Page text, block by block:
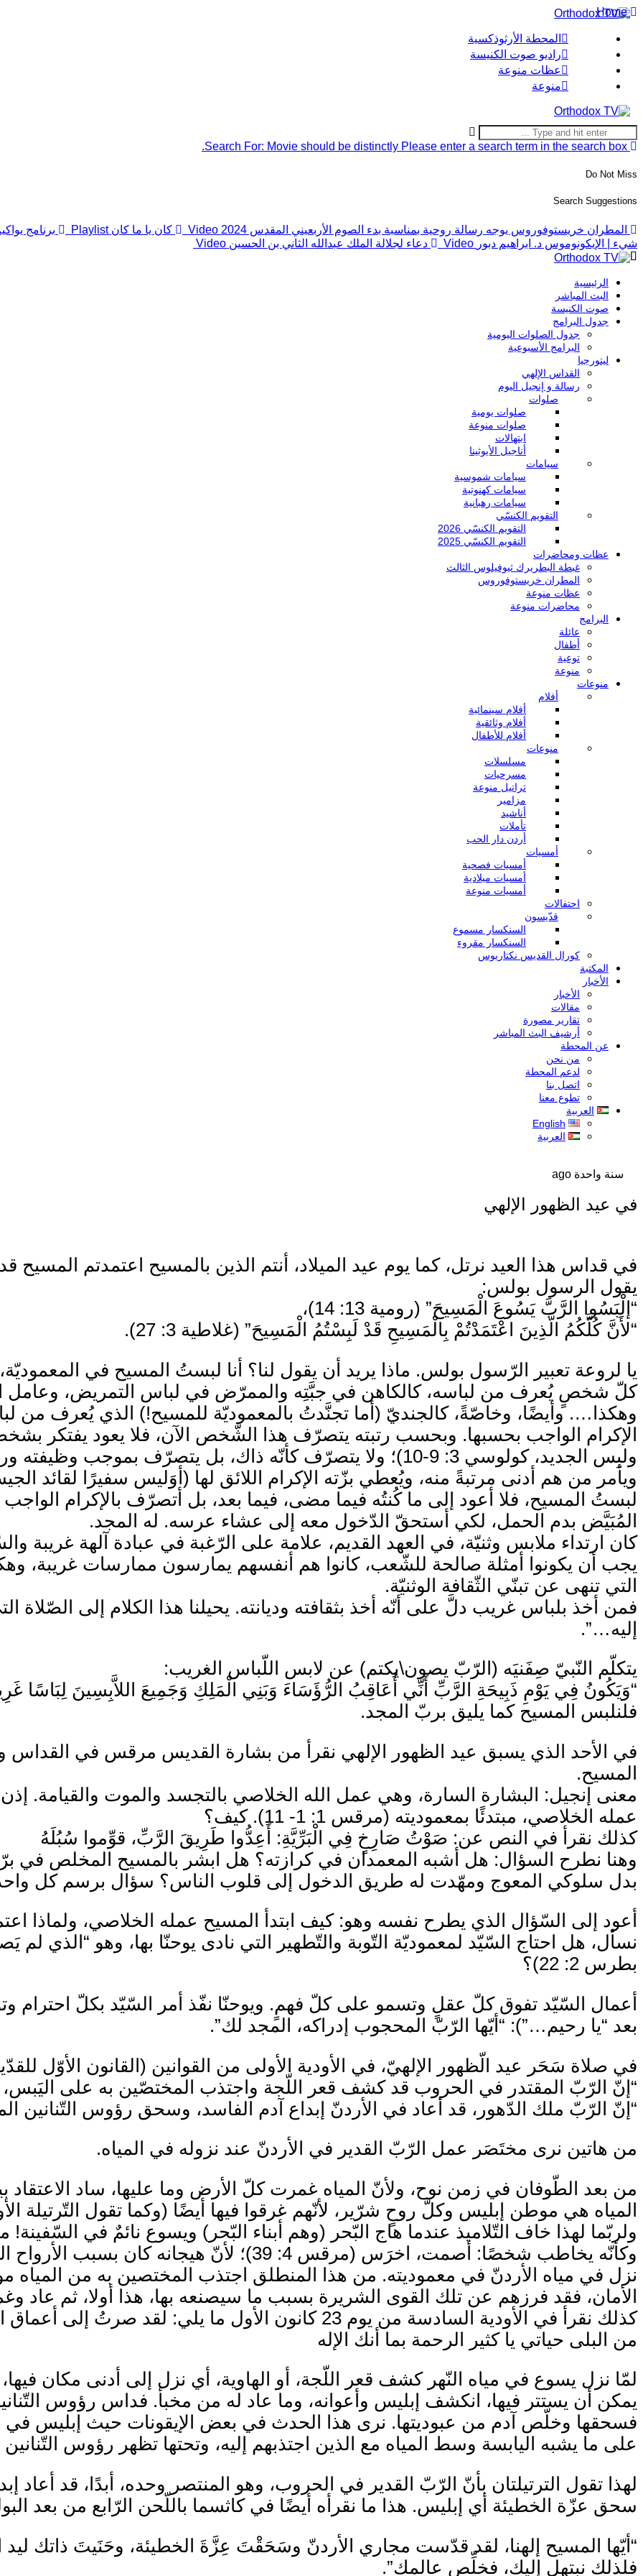
Home
المحطة الأرثوذكسية
راديو صوت الكنيسة
عظات منوعة
منوعة
Search For: Movie should be distinctly Please enter a search term in the search box.
Do Not Miss
Search Suggestions
المطران خريستوفوروس يوجه رسالة روحية بمناسبة بدء الصوم الأربعيني المقدس 2024 Video كان يا ما كان Playlist برنامج
شيء | الإيكونوموس د. ابراهيم دبور Video دعاء لجلالة الملك عبدالله الثاني بن الحسين Video
الرئيسية
البث المباشر
صوت الكنيسة
جدول البرامج
جدول الصلوات اليومية
البرامج الأسبوعية
ليتورجيا
القداس الإلهي
رسالة و إنجيل اليوم
صلوات
صلوات يومية
صلوات منوعة
ابتهالات
أناجيل الأيوثينا
سيامات
سيامات شموسية
سيامات كهنوتية
سيامات رهبانية
التقويم الكنسّي
التقويم الكنسّي 2026
التقويم الكنسّي 2025
عظات ومحاضرات
غبطة البطريرك ثيوفيلوس الثالث
المطران خريستوفوروس
عظات منوعة
محاضرات منوعة
البرامج
عائلة
أطفال
توعية
منوعة
منوعات
أفلام
أفلام سينمائية
أفلام وثائقية
أفلام للأطفال
منوعات
مسلسلات
مسرحيات
تراتيل منوعة
مزامير
أناشيد
تأملات
أردن دار الحب
أمسيات
أمسيات فصحية
أمسيات ميلادية
أمسيات منوعة
احتفالات
قدّيسون
السنكسار مسموع
السنكسار مقروء
كورال القديس نكتاريوس
المكتبة
الأخبار
الأخبار
مقالات
تقارير مصورة
أرشيف البث المباشر
عن المحطة
من نحن
لدعم المحطة
اتصل بنا
تطوع معنا
العربية
English
العربية
سنة واحدة ago
في عيد الظهور الإلهي
في قداس هذا العيد نرتل، كما يوم عيد الميلاد، أنتم الذين بالمسيح اعتمدتم المسيح
يقول الرسول بولس:
“إلْبَسُوا الرَّبَّ يَسُوعَ الْمَسِيحَ” (رومية 13: 14)،
“‏لأَنَّ كُلَّكُمُ الَّذِينَ اعْتَمَدْتُمْ بِالْمَسِيحِ قَدْ لَبِسْتُمُ الْمَسِيحَ” (غلاطية 3: 27).
يا لروعة تعبير الرّسول بولس. ماذا يريد أن يقول لنا؟ أنا لبستُ المسيح في
كلّ شخصٍ يُعرف من لباسه، كالكاهن في جبَّتِه والممرّض في لباس التمريض، وعامل
وهكذا…. وأيضًا، وخاصّةً، كالجنديّ (أما تجنَّدتُ بالمعموديّة للمسيح!) الذي يُعرف من
الإكرام الواجب بحسبها. وبحسب رتبته يتصرّف هذا الشّخص الآن، فلا يعود يفتكر
ولبِس الجديد، كولوسي 3: 9-10)؛ ولا يتصرّف كأنّه ذاك، بل يتصرّف
ويأمر من هم أدنى مرتبةً منه، ويُعطي بزّته الإكرام اللائق لها (أوَليس سفيرًا لقائد
لبستُ المسيح، فلا أعود إلى ما كُنتُه فيما مضى، فيما بعد، بل أتصرّف بالإكرام
المُبَيَّض بدم الحمل، لكي أستحقّ الدّخول معه إلى عشاء عرسه. له المجد.
كان ارتداء ملابس وثنيّة، في العهد القديم، علامة على الرّغبة في عبادة آلهة غريبة
يجب أن يكونوا أمثلة صالحة للشّعب، كانوا هم أنفسهم يمارسون ممارسات غريبة،
التي تنهى عن تبنّي الثّقافة الوثنيّة.
فمن أخذ بلباس غريب دلَّ على أنّه أخذ بثقافته وديانته. يحيلنا هذا الكلام إلى
إليه…”.
يتكلّم النّبيّ صِفَنيَه (الرّبّ يصون\يكتم) عن لابس اللّباس الغريب:
“وَيَكُونُ فِي يَوْمِ ذَبِيحَةِ الرَّبِّ أَنِّي أُعَاقِبُ الرُّؤَسَاءَ وَبَنِي الْمَلِكِ وَجَمِيعَ اللاَّبِسِينَ لِبَاسًا غَرِيبًا”
فلنلبس المسيح كما يليق بربّ المجد.
في الأحد الذي يسبق عيد الظهور الإلهي نقرأ من بشارة القديس مرقس في القداس
المسيح.
معنى إنجيل: البشارة السارة، وهي عمل الله الخلاصي بالتجسد والموت والقيامة.
عمله الخلاصي، مبتدئًا بمعموديته (مرقس 1: 1- 11). كيف؟
كذلك نقرأ في النص عن: صَوْتُ صَارِخٍ فِي الْبَرِّيَّةِ: أَعِدُّوا طَرِيقَ الرَّبِّ، قوِّموا سُبُلَهُ
وهنا نطرح السؤال: هل أشبه المعمدان في كرازته؟ هل ابشر بالمسيح المخلص في
بدل سلوكي المعوج ومهّدت له طريق الدخول إلى قلوب الناس؟ سؤال برسم كل
أعود إلى السّؤال الذي يطرح نفسه وهو: كيف ابتدأ المسيح عمله الخلاصي، ولماذا
بطرس 2: 22)؟
أعمال السّيّد تفوق كلّ عقلٍ وتسمو على كلّ فهمٍ. ويوحنّا نفّذ أمر السّيّد بكلّ احترام
بعد “يا رحيم…”): “أيّها الرّبّ المحجوب إدراكه، المجد لك”.
في صلاة سَحَر عيد الّظهور الإلهيّ، في الأودية الأولى من القوانين (القانون الأوّل
“إنّ الرّبّ المقتدر في الحروب قد كشف قعر اللّجة واجتذب المختصّين به على اليَبس،
“إنّ الرّبّ ملك الدّهور، قد أعاد في الأردنّ إبداع آدم الفاسد، وسحق رؤوس التّنانين
من هاتين نرى مختَصَر عمل الرّبّ القدير في الأردنّ عند نزوله في المياه.
من بعد الطّوفان في زمن نوح، ولأنّ المياه غمرت كلّ الأرض وما عليها، ساد الاعتقاد
المياه هي موطن إبليس وكلّ روحٍ شرّير، لأنّهم غرقوا فيها أيضًا (وكما تقول التّرتيلة
ولربّما لهذا خاف التّلاميذ عندما هاج البّحر (وهم أبناء البّحر) ويسوع نائمٌ في السّفينة!
وكأنّه يخاطب شخصًا: أصمت، اخرَس (مرقس 4: 39)؛ لأنّ
نزل في مياه الأردنّ في معموديته. من هذا المنطلق اجتذب المختصين به من
الأمان، فقد فرزهم عن تلك القوى الشريرة بسبب ما سيصنعه بها، هذا أولا، ثم عاد
كذلك نقرأ في الأودية السادسة من يوم 23 كانون الأول ما
من البلى حياتي يا كثير الرحمة بما أنك الإله
لمّا نزل يسوع في مياه النّهر كشف قعر اللّجة، أو الهاوية، أي نزل إلى أدنى مكان
يمكن أن يستتر فيها، انكشف إبليس وأعوانه، وما عاد له من مخبأ. فداس رؤوس
فسحقها وخلّص آدم من عبوديتها. نرى هذا الحدث في بعض الإيقونات حيث إبليس في
على ما يشبه اليابسة وسط المياه مع الذين اجتذبهم إليه، وتحتها تظهر رؤوس التّنانين
لهذا تقول الترتيلتان بأنّ الرّبّ القدير في الحروب، وهو المنتصر وحده، أبدًا، قد أعاد
سحق عزّة الخطيئة أي إبليس. هذا ما نقرأه أيضًا في كاثسما باللّحن الرّابع من بعد
“أيّها المسيح إلهنا، لقد قدّست مجاري الأردنّ وسَحَقْتَ عِزَّةَ الخطيئة، وحَنَيتَ ذاتك
فلذلك نبتهل إليك، فخلِّص عالمك”.